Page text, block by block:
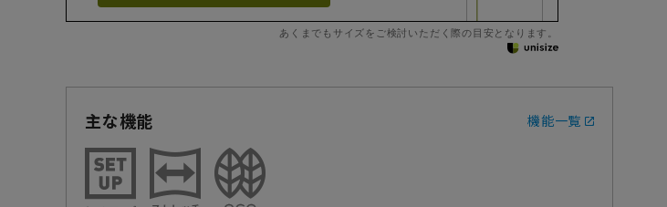
あくまでもサイズをご検討いただく際の目安となります。
主な機能 機能一覧